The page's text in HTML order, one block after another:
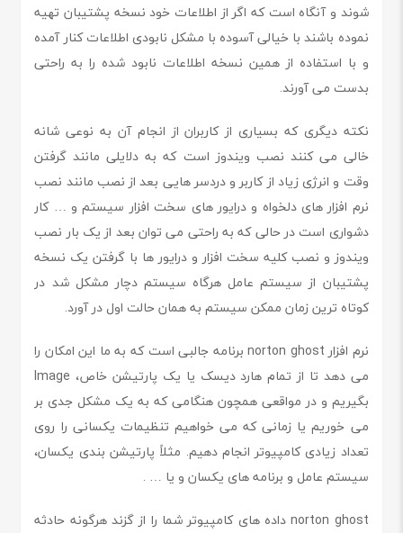
شوند و آنگاه است که اگر از اطلاعات خود نسخه پشتیبان تهیه
نموده باشند با خیالی آسوده با مشکل نابودی اطلاعات کنار آمده
و با استفاده از همین نسخه اطلاعات نابود شده را به راحتی
بدست می آورند.
نکته دیگری که بسیاری از کاربران از انجام آن به نوعی شانه
خالی می کنند نصب ویندوز است که به دلایلی مانند گرفتن
وقت و انرژی زیاد از کاربر و دردسر هایی بعد از نصب مانند نصب
نرم افزار های دلخواه و درایور های سخت افزار سیستم و … کار
دشواری است در حالی که به راحتی می توان بعد از یک بار نصب
ویندوز و نصب کلیه سخت افزار و درایور ها با گرفتن یک نسخه
پشتیبان از سیستم عامل هرگاه سیستم دچار مشکل شد در
کوتاه ترین زمان ممکن سیستم به همان حالت اول در آورد.
نرم افزار norton ghost برنامه جالبی است که به ما این امکان را
می دهد تا از تمام هارد دیسک یا یک پارتیشن خاص، Image
بگیریم و در مواقعی همچون هنگامی که به یک مشکل جدی بر
می خوریم یا زمانی که می خواهیم تنظیمات یکسانی را روی
تعداد زیادی کامپیوتر انجام دهیم. مثلاً پارتیشن بندی یکسان،
سیستم عامل و برنامه های یکسان و یا … .
norton ghost داده های کامپیوتر شما را از گزند هرگونه حادثه